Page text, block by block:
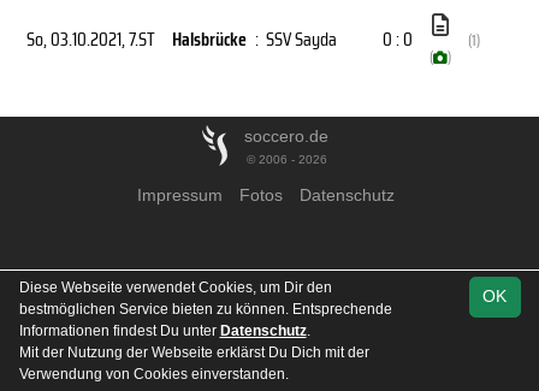
So, 03.10.2021, 7.ST Halsbrücke : SSV Sayda 0 : 0
( )
(1)
soccero.de
© 2006 - 2026
Impressum Fotos Datenschutz
OK
Diese Webseite verwendet Cookies, um Dir den
bestmöglichen Service bieten zu können. Entsprechende
Informationen findest Du unter Datenschutz.
Mit der Nutzung der Webseite erklärst Du Dich mit der
Verwendung von Cookies einverstanden.